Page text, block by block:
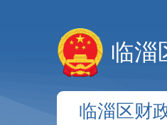
临淄
临淄区财